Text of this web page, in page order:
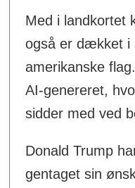
Med i landkortet
også er dækket i
amerikanske
AI-genereret,
sidder med ved
Donald Trump
gentaget sin